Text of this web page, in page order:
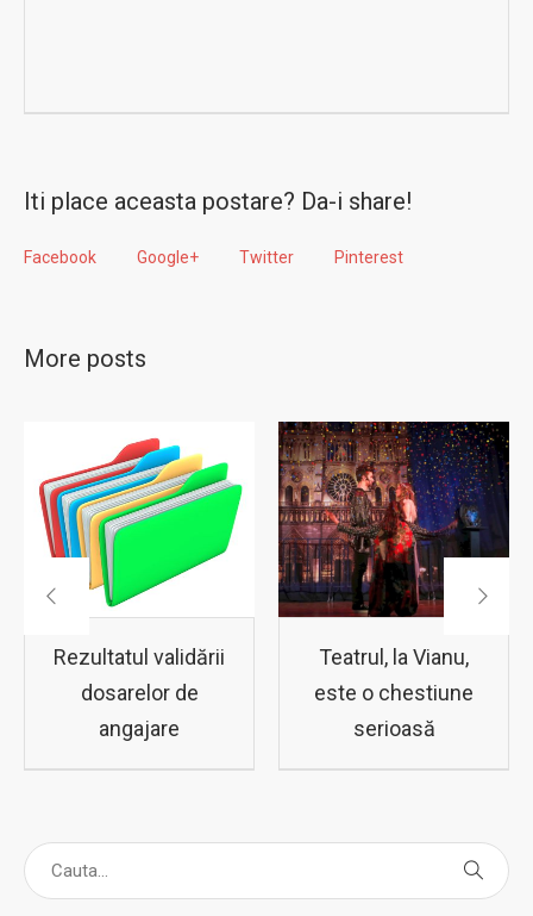
Iti place aceasta postare? Da-i share!
Facebook Google+ Twitter Pinterest
More posts
Rezultatul validării
dosarelor de
angajare
Teatrul, la Vianu,
este o chestiune
serioasă